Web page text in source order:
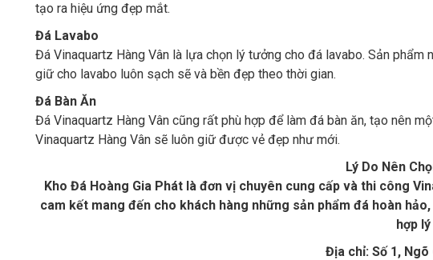
tạo ra hiệu ứng đẹp mắt.
Đá Lavabo
Đá Vinaquartz Hàng Vân là lựa chọn lý tưởng cho đá lavabo. Sản
giữ cho lavabo luôn sạch sẽ và bền đẹp theo thời gian.
Đá Bàn Ăn
Đá Vinaquartz Hàng Vân cũng rất phù hợp để làm đá bàn ăn, tạo nên
Vinaquartz Hàng Vân sẽ luôn giữ được vẻ đẹp như mới.
Lý Do Nên
Kho Đá Hoàng Gia Phát là đơn vị chuyên cung cấp và thi công
cam kết mang đến cho khách hàng những sản phẩm đá hoàn
hợp
Địa chỉ: Số 1, Ngõ